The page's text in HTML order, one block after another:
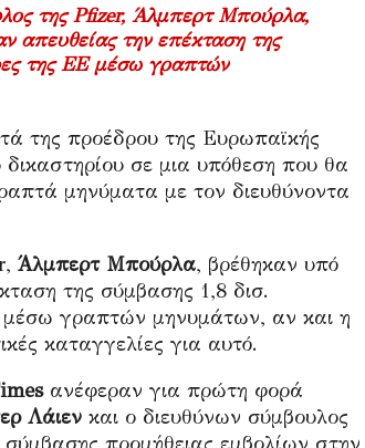
της Pfizer, Άλμπερτ Μπούρλα,
απευθείας την επέκταση της
της ΕΕ μέσω γραπτών
της προέδρου της Ευρωπαϊκής
δικαστηρίου σε μια υπόθεση που θα
μηνύματα με τον διευθύνοντα
Άλμπερτ Μπούρλα, βρέθηκαν υπό
της σύμβασης 1,8 δισ.
μέσω γραπτών μηνυμάτων, αν και η
καταγγελίες για αυτό.
ανέφεραν για πρώτη φορά
Λάιεν και ο διευθύνων σύμβουλος